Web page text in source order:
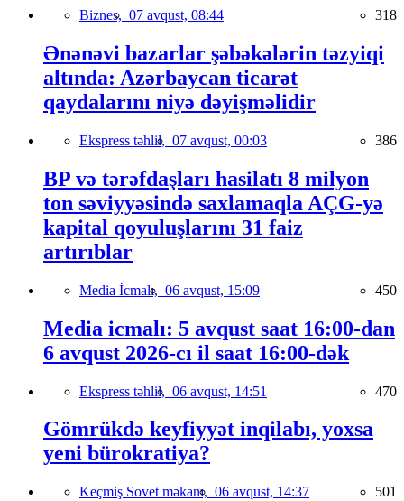
Biznes, 07 avqust, 08:44 318
Ənənəvi bazarlar şəbəkələrin təzyiqi
altında: Azərbaycan ticarət
qaydalarını niyə dəyişməlidir
Ekspress təhlil, 07 avqust, 00:03 386
BP və tərəfdaşları hasilatı 8 milyon
ton səviyyəsində saxlamaqla AÇG-yə
kapital qoyuluşlarını 31 faiz
artırıblar
Media İcmalı, 06 avqust, 15:09 450
Media icmalı: 5 avqust saat 16:00-dan
6 avqust 2026-cı il saat 16:00-dək
Ekspress təhlil, 06 avqust, 14:51 470
Gömrükdə keyfiyyət inqilabı, yoxsa
yeni bürokratiya?
Keçmiş Sovet məkanı, 06 avqust, 14:37 501